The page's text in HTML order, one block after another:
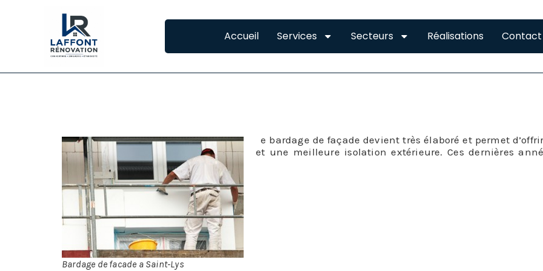
Accueil Services Secteurs Réalisations Contact
Bardage de facade a Saint-Lys
Le bardage de façade devient très élaboré et permet
et une meilleure isolation extérieure. Ces dernières